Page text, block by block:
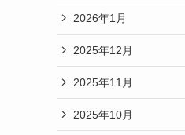
2026年1月
2025年12月
2025年11月
2025年10月